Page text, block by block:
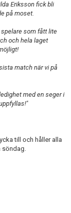
Eriksson fick bli
på moset.
som fått lite
och hela laget
match när vi på
med en seger i
till och håller alla
söndag.